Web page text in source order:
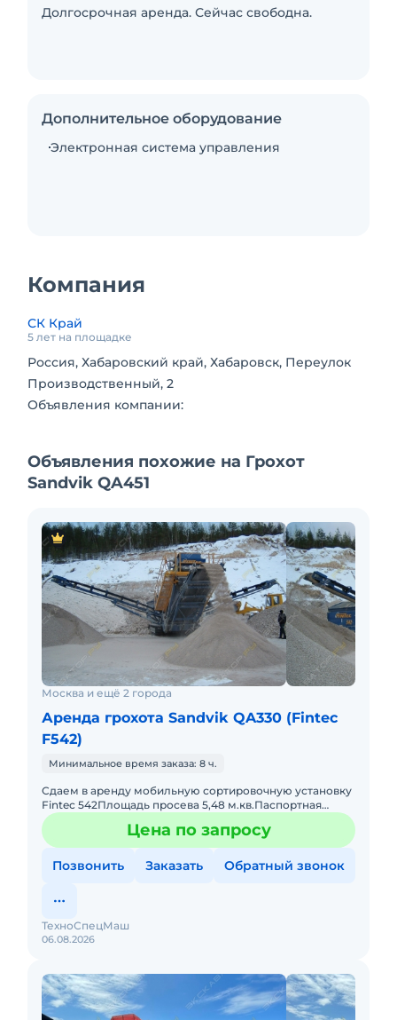
Долгосрочная аренда. Сейчас свободна.
Дополнительное оборудование
Электронная система управления
Компания
СК Край
5 лет на площадке
Россия, Хабаровский край, Хабаровск, Переулок
Производственный, 2
Объявления компании:
Объявления похожие на Грохот
Sandvik QA451
Москва и ещё 2 города
Аренда грохота Sandvik QA330 (Fintec
F542)
Минимальное время заказа: 8 ч.
Сдаем в аренду мобильную сортировочную установку
Fintec 542Площадь просева 5,48 м.кв.Паспортная
производительность 400 т/чКолосниковая решетка на
радиоуправлениЦена по запросу
Позвонить Заказать Обратный звонок
06.08.2026
ТехноСпецМаш